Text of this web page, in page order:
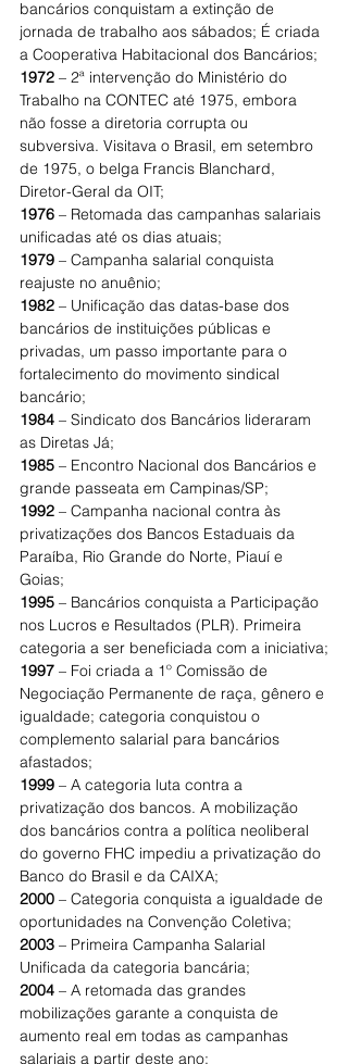
bancários conquistam a extinção de
jornada de trabalho aos sábados; É criada
a Cooperativa Habitacional dos Bancários;
1972 – 2ª intervenção do Ministério do
Trabalho na CONTEC até 1975, embora
não fosse a diretoria corrupta ou
subversiva. Visitava o Brasil, em setembro
de 1975, o belga Francis Blanchard,
Diretor-Geral da OIT;
1976 – Retomada das campanhas salariais
unificadas até os dias atuais;
1979 – Campanha salarial conquista
reajuste no anuênio;
1982 – Unificação das datas-base dos
bancários de instituições públicas e
privadas, um passo importante para o
fortalecimento do movimento sindical
bancário;
1984 – Sindicato dos Bancários lideraram
as Diretas Já;
1985 – Encontro Nacional dos Bancários e
grande passeata em Campinas/SP;
1992 – Campanha nacional contra às
privatizações dos Bancos Estaduais da
Paraíba, Rio Grande do Norte, Piauí e
Goias;
1995 – Bancários conquista a Participação
nos Lucros e Resultados (PLR). Primeira
categoria a ser beneficiada com a iniciativa;
1997 – Foi criada a 1º Comissão de
Negociação Permanente de raça, gênero e
igualdade; categoria conquistou o
complemento salarial para bancários
afastados;
1999 – A categoria luta contra a
privatização dos bancos. A mobilização
dos bancários contra a política neoliberal
do governo FHC impediu a privatização do
Banco do Brasil e da CAIXA;
2000 – Categoria conquista a igualdade de
oportunidades na Convenção Coletiva;
2003 – Primeira Campanha Salarial
Unificada da categoria bancária;
2004 – A retomada das grandes
mobilizações garante a conquista de
aumento real em todas as campanhas
salariais a partir deste ano;